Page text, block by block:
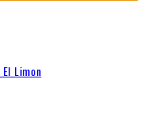
Limon